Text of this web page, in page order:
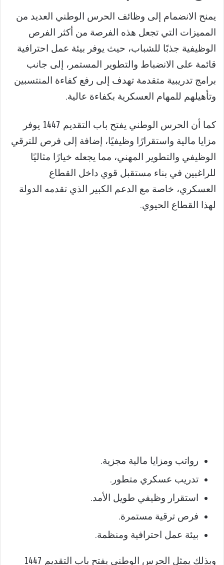
يمنح الانضمام إلى وظائف الحرس الوطني العديد من
المميزات التي تجعل هذه الفرصة من أكثر الفرص
الوظيفية جذبًا للشباب، حيث يوفر بيئة عمل احترافية
قائمة على الانضباط والتطوير المستمر، إلى جانب
برامج تدريبية متقدمة تهدف إلى رفع كفاءة المنتسبين
وتأهيلهم للمهام العسكرية بكفاءة عالية.
كما أن الحرس الوطني يفتح باب التقديم 1447 يوفر
مزايا مالية واستقرارًا وظيفيًا، إضافة إلى فرص للترقي
الوظيفي والتطوير المهني، مما يجعله خيارًا مثاليًا
للراغبين في بناء مستقبل قوي داخل القطاع
العسكري، خاصة مع الدعم الكبير الذي تقدمه الدولة
لهذا القطاع الحيوي.
رواتب ومزايا مالية مجزية.
تدريب عسكري متطور.
استقرار وظيفي طويل الأمد.
فرص ترقية مستمرة.
بيئة عمل احترافية ومنظمة.
وبذلك يمثل الحرس الوطني يفتح باب التقديم 1447